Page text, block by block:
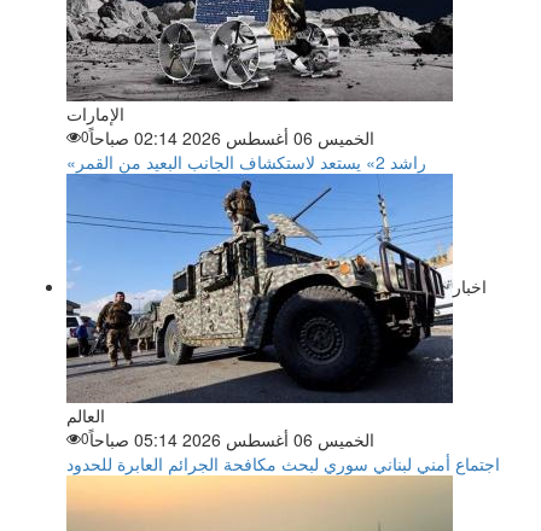
الإمارات
الخميس 06 أغسطس 2026 02:14 صباحاً
0
«راشد 2» يستعد لاستكشاف الجانب البعيد من القمر
اخبار
العالم
الخميس 06 أغسطس 2026 05:14 صباحاً
0
اجتماع أمني لبناني سوري لبحث مكافحة الجرائم العابرة للحدود